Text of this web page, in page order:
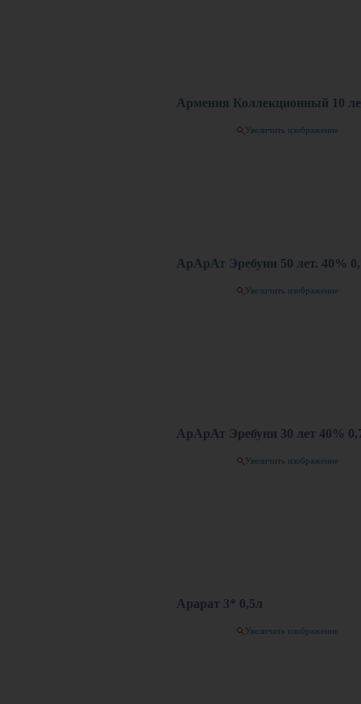
Армения Коллекционный 10
Увеличить изображение
АрАрАт Эребуни 50 лет. 40%
Увеличить изображение
АрАрАт Эребуни 30 лет 40%
Увеличить изображение
Арарат 3* 0,5л
Увеличить изображение